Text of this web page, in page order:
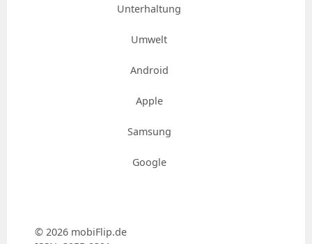
Unterhaltung
Umwelt
Android
Apple
Samsung
Google
© 2026 mobiFlip.de